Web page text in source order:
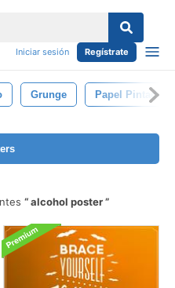
Iniciar sesión Regístrate
Grunge Papel Pintado
alcohol poster